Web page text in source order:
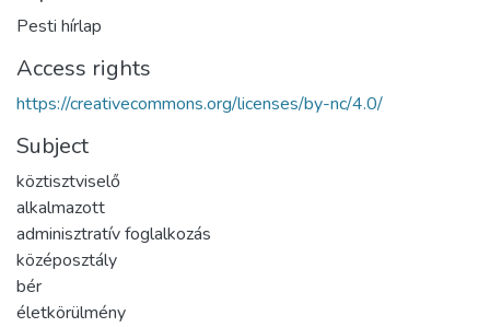
Pesti hírlap
Access rights
https://creativecommons.org/licenses/by-nc/4.0/
Subject
köztisztviselő
alkalmazott
adminisztratív foglalkozás
középosztály
bér
életkörülmény